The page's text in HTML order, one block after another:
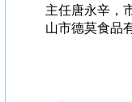
主任唐永辛，
山市德莫食品